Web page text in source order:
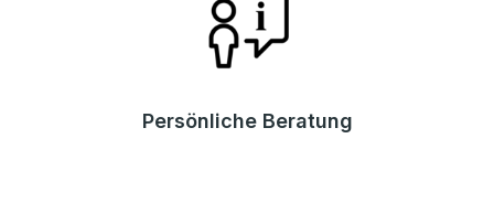
Persönliche Beratung